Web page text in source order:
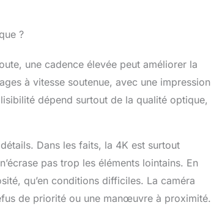
?
une cadence élevée peut améliorer la
à vitesse soutenue, avec une impression
dépend surtout de la qualité optique,
Dans les faits, la 4K est surtout
pas trop les éléments lointains. En
qu’en conditions difficiles. La caméra
de priorité ou une manœuvre à proximité.